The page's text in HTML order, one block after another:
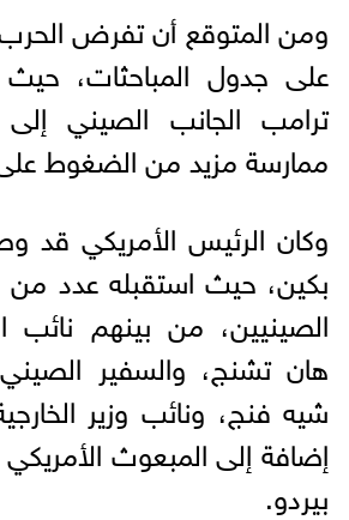
ومن المتوقع أن تفرض الحرب
على جدول المباحثات،
ترامب الجانب الصيني
ممارسة مزيد من الضغوط
وكان الرئيس الأمريكي قد
بكين، حيث استقبله عدد من
الصينيين، من بينهم نائب
هان تشنج، والسفير
شيه فنج، ونائب وزير
إضافة إلى المبعوث
بيردو.